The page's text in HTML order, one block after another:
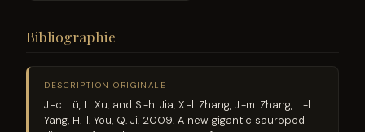
Bibliographie
DESCRIPTION ORIGINALE
J.-c. Lü, L. Xu, and S.-h. Jia, X.-l. Zhang, J.-m. Zhang, L.-l.
Yang, H.-l. You, Q. Ji. 2009. A new gigantic sauropod